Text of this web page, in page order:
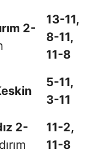
2-
13-11,
8-11,
11-8
5-11,
3-11
2-
11-2,
11-8